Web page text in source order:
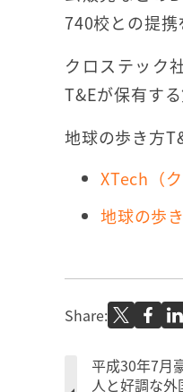
740校との提携
クロステック
T&Eが保有す
地球の歩き方
XTech（
地球の歩
Share:
平成30年7月
人と好調な